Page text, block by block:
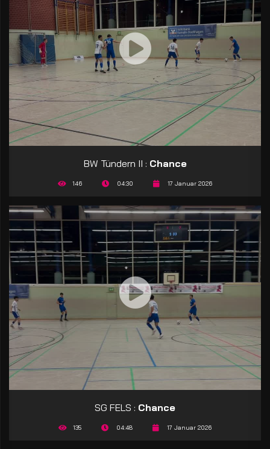
BW Tündern II : Chance
146 04:30 17 Januar 2026
SG FELS : Chance
135 04:48 17 Januar 2026